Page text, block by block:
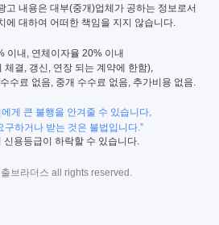
고 내용은 대부(중개)업체가 공하는 정보로서
에 대하여 어떠한 책임을 지지 않습니다.
이내, 연체이자율 20% 이내
결, 갱신, 연장 되는 계약에 한함),
수료 없음, 중개 수수료 없음, 추가비용 없음.
게 큰 불행을 안겨줄 수 있습니다,
구하거나 받는 것은 불법입니다.”
신용등급이 하락할 수 있습니다.
브라더스 all rights reserved.